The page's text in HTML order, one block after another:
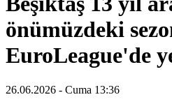
önümüzdeki
EuroLeague'de
26.06.2026 - Cuma 13:36